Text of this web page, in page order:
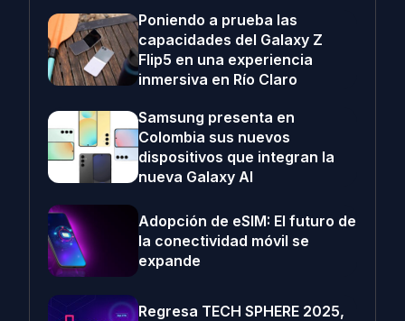
Poniendo a prueba las
capacidades del Galaxy Z
Flip5 en una experiencia
inmersiva en Río Claro
Samsung presenta en
Colombia sus nuevos
dispositivos que integran la
nueva Galaxy AI
Adopción de eSIM: El futuro de
la conectividad móvil se
expande
Regresa TECH SPHERE 2025,